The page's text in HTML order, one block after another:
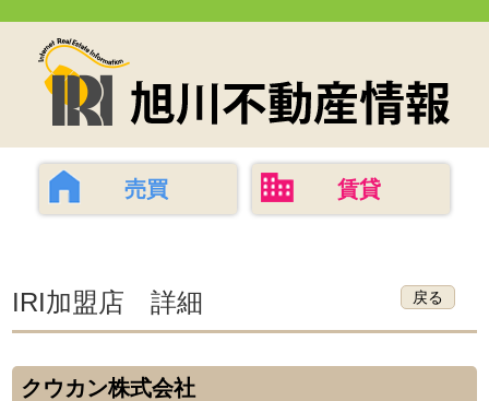
売買 賃貸
IRI加盟店 詳細 戻る
クウカン株式会社